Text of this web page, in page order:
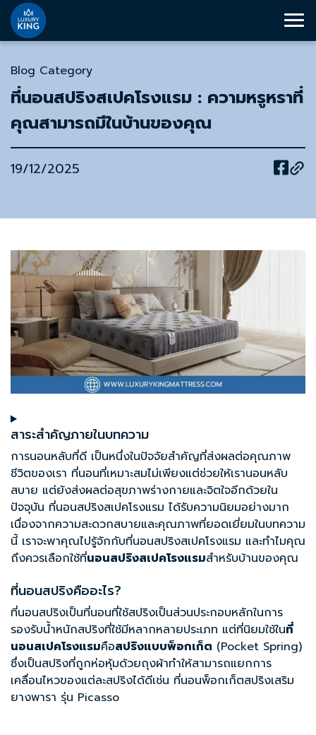
Blog Category
ที่นอนสปริงสเปคโรงแรม : ความหรูหราที่
คุณสามารถมีในบ้านของคุณ
19/12/2025
สาระสำคัญภายในบทความ
การนอนหลับที่ดี เป็นหนึ่งในปัจจัยสำคัญที่ส่งผลต่อคุณภาพ
ชีวิตของเรา ที่นอนที่เหมาะสมไม่เพียงแต่ช่วยให้เรานอนหลับ
สบาย แต่ยังส่งผลต่อสุขภาพร่างกายและจิตใจอีกด้วยใน
ปัจจุบัน ที่นอนสปริงสเปคโรงแรม ได้รับความนิยมอย่างมาก
เนื่องจากความสะดวกสบายและคุณภาพที่ยอดเยี่ยมในบทความ
นี้ เราจะพาคุณไปรู้จักกับที่นอนสปริงสเปคโรงแรม และทำไมคุณ
ถึงควรเลือกใช้ที่นอนสปริงสเปคโรงแรมสำหรับบ้านของคุณ
ที่นอนสปริงคืออะไร?
ที่นอนสปริงเป็นที่นอนที่ใช้สปริงเป็นส่วนประกอบหลักในการ
รองรับน้ำหนักสปริงที่ใช้มีหลากหลายประเภท แต่ที่นิยมใช้ในที่
นอนสเปคโรงแรมคือสปริงแบบพ็อกเก็ต (Pocket Spring)
ซึ่งเป็นสปริงที่ถูกห่อหุ้มด้วยถุงผ้าทำให้สามารถแยกการ
เคลื่อนไหวของแต่ละสปริงได้ดีเช่น ที่นอนพ็อกเก็ตสปริงเสริม
ยางพารา รุ่น Picasso